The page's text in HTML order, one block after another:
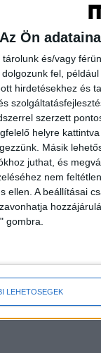
Az Ön
és/vagy
fel,
hirdetésekhez és
szerzett
helyre
Másik
juthat, és
nem
ellen. A beállításai
gombra.
LEHETŐSÉGEK